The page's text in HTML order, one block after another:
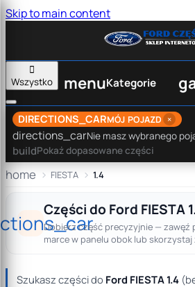
Skip to main content

Wszystko
menuKategorie
DIRECTIONS_CARMÓJ POJAZD ×
directions_carNie masz wybranego
buildPokaż dopasowane części
home FIESTA 1.4
Części do Ford FIESTA
Dobierz część precyzyjnie — zawęź
marce w panelu obok lub skorzystaj
Szukasz części do Ford FIESTA 1.4